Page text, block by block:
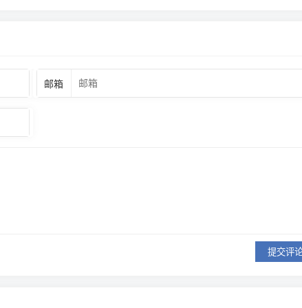
邮箱
提交评